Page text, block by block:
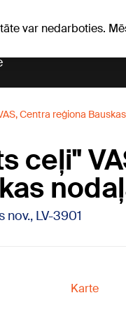
var nedarboties.
Centra reģiona
ceļi"
nov., LV-3901
Karte